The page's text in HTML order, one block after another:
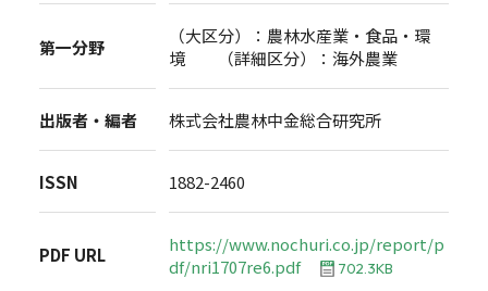
第一分野
（大区分）：農林水産業・食品・環
境 （詳細区分）：海外農業
出版者・編者 株式会社農林中金総合研究所
ISSN 1882-2460
PDF URL
https://www.nochuri.co.jp/report/p
df/nri1707re6.pdf
702.3KB